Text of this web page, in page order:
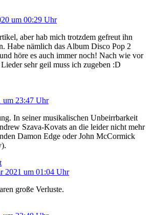
um 00:29 Uhr
aber hab mich trotzdem gefreut ihn
Habe nämlich das Album Disco Pop 2
höre es auch immer noch! Nach wie vor
sehr geil muss ich zugeben :D
um 23:47 Uhr
In seiner musikalischen Unbeirrbarkeit
Szava-Kovats an die leider nicht mehr
Damon Edge oder John McCormick
2021 um 01:04 Uhr
große Verluste.